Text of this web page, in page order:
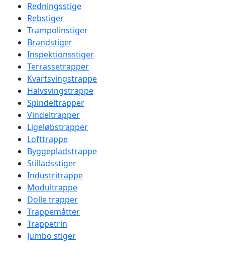
Redningsstige
Rebstiger
Trampolinstiger
Brandstiger
Inspektionsstiger
Terrassetrapper
Kvartsvingstrappe
Halvsvingstrappe
Spindeltrapper
Vindeltrapper
Ligeløbstrapper
Lofttrappe
Byggepladstrappe
Stilladsstiger
Industritrappe
Modultrappe
Dolle trapper
Trappemåtter
Trappetrin
Jumbo stiger